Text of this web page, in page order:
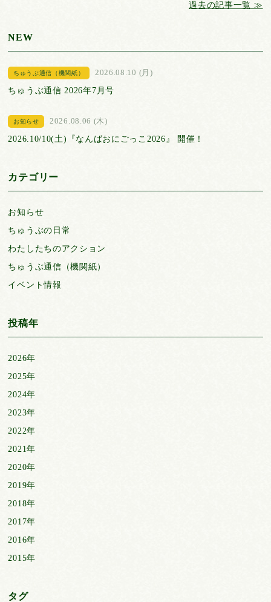
過去の記事一覧 ≫
NEW
ちゅうぶ通信（機関紙）
2026.08.10 (月)
ちゅうぶ通信 2026年7月号
お知らせ
2026.08.06 (木)
2026.10/10(土)『なんばおにごっこ2026』 開催！
カテゴリー
お知らせ
ちゅうぶの日常
わたしたちのアクション
ちゅうぶ通信（機関紙）
イベント情報
投稿年
2026年
2025年
2024年
2023年
2022年
2021年
2020年
2019年
2018年
2017年
2016年
2015年
タグ